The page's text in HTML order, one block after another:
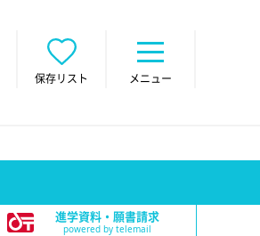
保存リスト メニュー
進学資料・願書請求
powered by telemail